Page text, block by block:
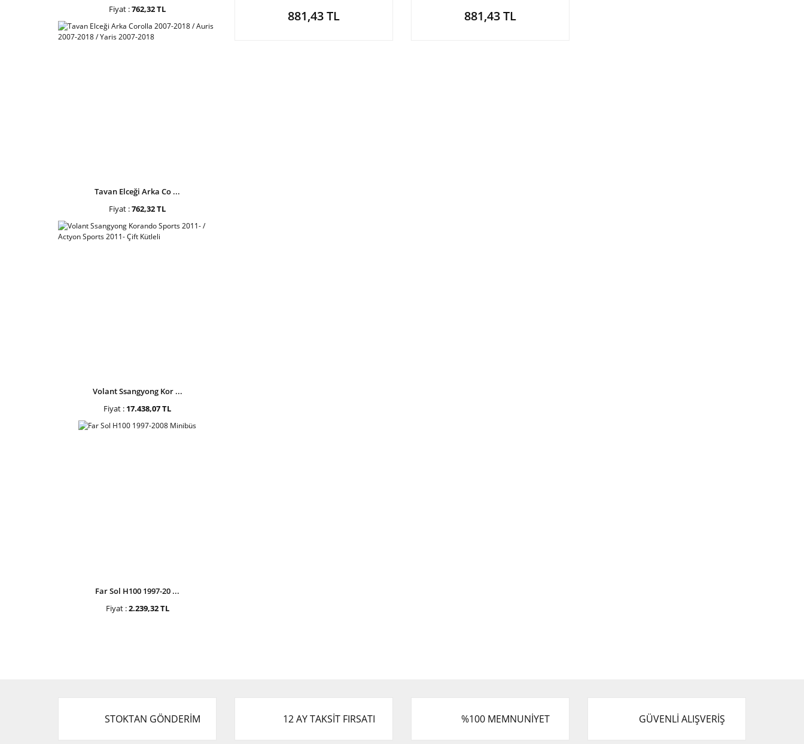
Fiyat :762,32 TL
Tavan Elceği Arka Co ...
Fiyat :762,32 TL
Volant Ssangyong Kor ...
Fiyat : 17.438,07 TL
Far Sol H100 1997-20 ...
Fiyat :2.239,32 TL
881,43 TL 881,43 TL
STOKTAN GÖNDERİM 12 AY TAKSİT FIRSATI %100 MEMNUNİYET GÜVENLİ ALIŞVERİŞ